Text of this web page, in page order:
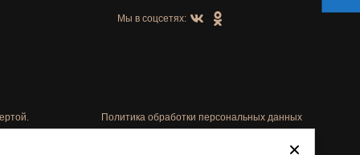
Мы в соцсетях:
Политика обработки персональных данных